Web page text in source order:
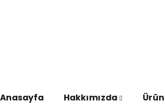
Anasayfa Hakkımızda